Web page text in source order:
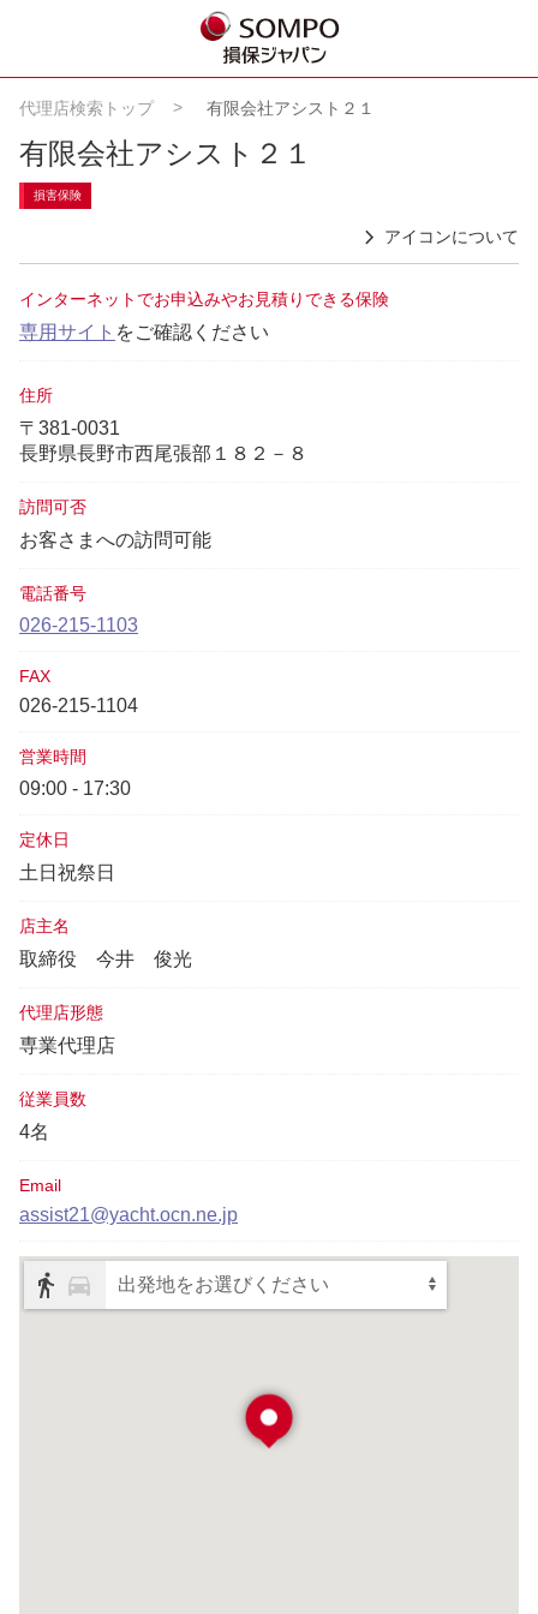
代理店検索トップ 有限会社アシスト２１
有限会社アシスト２１
損害保険
アイコンについて
インターネットでお申込みやお見積りできる保険
専用サイト をご確認ください
住所
〒381-0031
長野県長野市西尾張部１８２－８
訪問可否
お客さまへの訪問可能
電話番号
026-215-1103
FAX
026-215-1104
営業時間
09:00 - 17:30
定休日
土日祝祭日
店主名
取締役 今井 俊光
代理店形態
専業代理店
従業員数
4名
Email
assist21@yacht.ocn.ne.jp
出発地をお選びください